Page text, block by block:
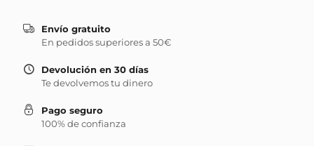
Envío gratuito
En pedidos superiores a 50€
Devolución en 30 días
Te devolvemos tu dinero
Pago seguro
100% de confianza